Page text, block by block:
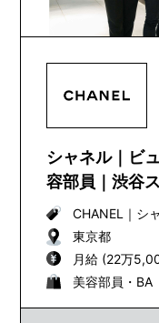
シャネル｜ビ
容部員｜渋谷
CHANEL ｜ シ
東京都
月給 (22万
美容部員・BA